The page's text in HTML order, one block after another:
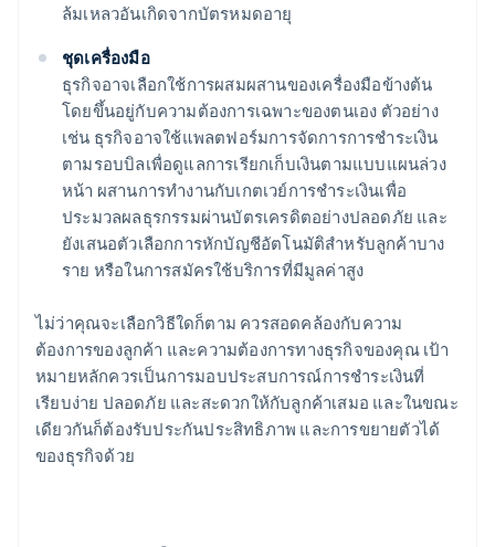
ล้มเหลวอันเกิดจากบัตรหมดอายุ
ชุดเครื่องมือ
ธุรกิจอาจเลือกใช้การผสมผสานของเครื่องมือข้างต้น
โดยขึ้นอยู่กับความต้องการเฉพาะของตนเอง ตัวอย่าง
เช่น ธุรกิจอาจใช้แพลตฟอร์มการจัดการการชำระเงิน
ตามรอบบิลเพื่อดูแลการเรียกเก็บเงินตามแบบแผนล่วง
หน้า ผสานการทำงานกับเกตเวย์การชำระเงินเพื่อ
ประมวลผลธุรกรรมผ่านบัตรเครดิตอย่างปลอดภัย และ
ยังเสนอตัวเลือกการหักบัญชีอัตโนมัติสำหรับลูกค้าบาง
ราย หรือในการสมัครใช้บริการที่มีมูลค่าสูง
ไม่ว่าคุณจะเลือกวิธีใดก็ตาม ควรสอดคล้องกับความ
ต้องการของลูกค้า และความต้องการทางธุรกิจของคุณ เป้า
หมายหลักควรเป็นการมอบประสบการณ์การชำระเงินที่
เรียบง่าย ปลอดภัย และสะดวกให้กับลูกค้าเสมอ และในขณะ
เดียวกันก็ต้องรับประกันประสิทธิภาพ และการขยายตัวได้
ของธุรกิจด้วย